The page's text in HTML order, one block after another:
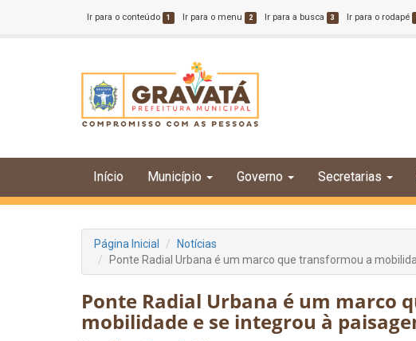
Ir para o conteúdo 1 Ir para o menu 2 Ir para a busca 3 Ir para o rodapé
Início Município Governo Secretarias
Página Inicial
Notícias
Ponte Radial Urbana é um marco que transformou a
Ponte Radial Urbana é um marco
mobilidade e se integrou à